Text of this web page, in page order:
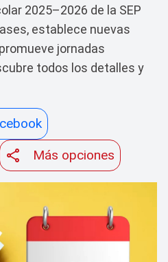
2025–2026 de la SEP
establece nuevas
jornadas
todos los detalles y
Más opciones